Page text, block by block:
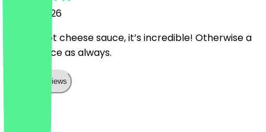
24. Mai 2026
Try the hot cheese sauce, it’s incredible! Otherwise a
good choice as always.
Show all reviews